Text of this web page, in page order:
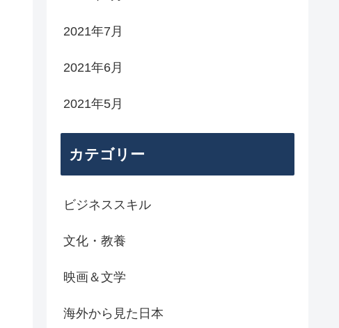
2021年7月
2021年6月
2021年5月
カテゴリー
ビジネススキル
文化・教養
映画＆文学
海外から見た日本